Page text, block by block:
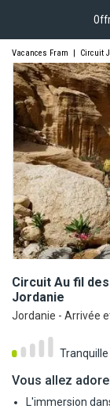
Vacances Fram | Circuit
Circuit Au fil
Jordanie
Jordanie - Arrivée
Tranquille
Vous allez
L'immersion